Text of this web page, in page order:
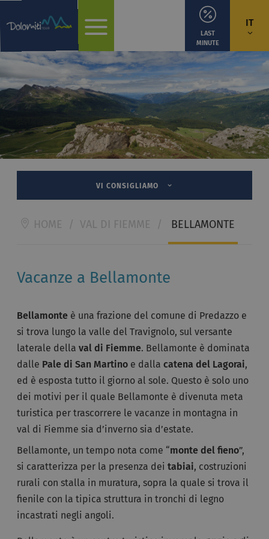
IT
LAST
MINUTE
VI CONSIGLIAMO
HOME / VAL DI FIEMME / BELLAMONTE
Vacanze a Bellamonte
Bellamonteè una frazione del comune di Predazzo e
si trova lungo la valle del Travignolo, sul versante
laterale della val di Fiemme. Bellamonte è dominata
dalle Pale di San Martinoe dalla catena del Lagorai,
ed è esposta tutto il giorno al sole. Questo è solo uno
dei motivi per il quale Bellamonte è divenuta meta
turistica per trascorrere le vacanze in montagna in
val di Fiemme sia d’inverno sia d’estate.
Bellamonte, un tempo nota come “monte del fieno”,
si caratterizza per la presenza dei tabiai, costruzioni
rurali con stalla in muratura, sopra la quale si trova il
fienile con la tipica struttura in tronchi di legno
incastrati negli angoli.